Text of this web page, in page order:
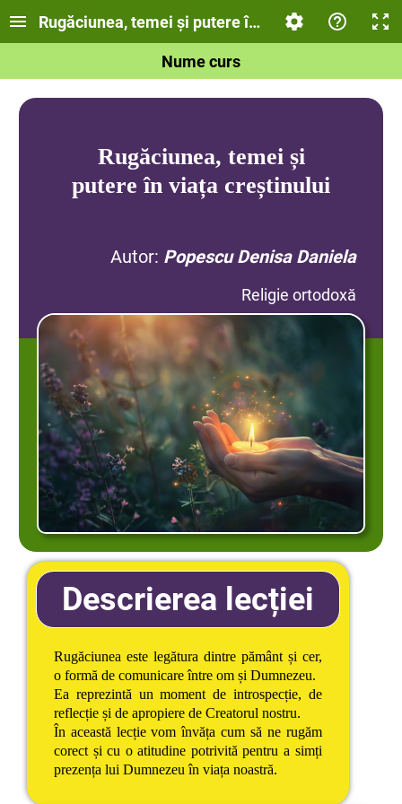
Rugăciunea, temei și putere în viața creștinului
Nume curs
Rugăciunea, temei și
putere în viața creștinului
Autor: Popescu Denisa Daniela
Religie ortodoxă
Descrierea lecției
Rugăciunea este legătura dintre pământ și cer,
o formă de comunicare între om și Dumnezeu.
Ea reprezintă un moment de introspecție, de
reflecție și de apropiere de Creatorul nostru.
În această lecție vom învăța cum să ne rugăm
corect și cu o atitudine potrivită pentru a simți
prezența lui Dumnezeu în viața noastră.